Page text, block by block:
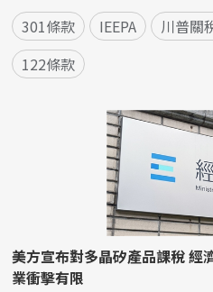
301條款 IEEPA 川普關
122條款
美方宣布對多晶矽產品課稅 經
業衝擊有限